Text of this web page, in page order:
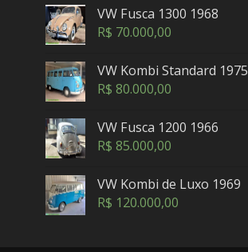
VW Fusca 1300 1968
R$ 70.000,00
VW Kombi Standard 1975
R$ 80.000,00
VW Fusca 1200 1966
R$ 85.000,00
VW Kombi de Luxo 1969
R$ 120.000,00